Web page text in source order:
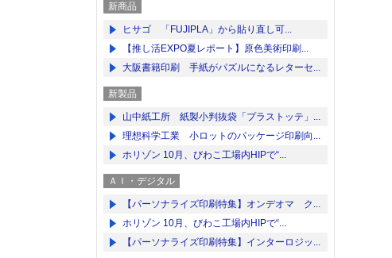
新商品
ヒサゴ 「FUJIPLA」から貼り直し可...
【推し活EXPO夏レポート】原色美術印刷...
大阪書籍印刷 手紙がパズルになるレターセ...
新製品
山中紙工所 紙製小判抜袋「プラストッテ」...
理想科学工業 小ロットのパッケージ印刷向...
ホリゾン 10月、びわこ工場内HIPで“...
ＡＩ・デジタル
【パーソナライズ印刷特集】オンデオマ ク...
ホリゾン 10月、びわこ工場内HIPで“...
【パーソナライズ印刷特集】インターロジッ...